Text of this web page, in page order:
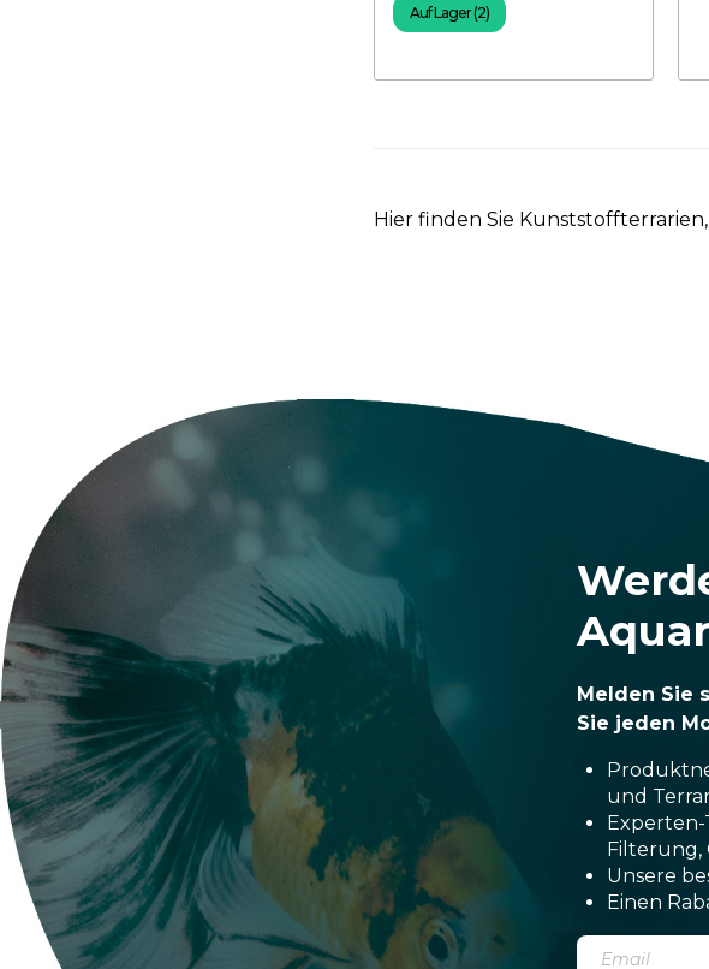
Auf Lager (2)
Hier finden Sie
Melden Sie
Sie jeden
und
Filterung,
Unsere
Einen